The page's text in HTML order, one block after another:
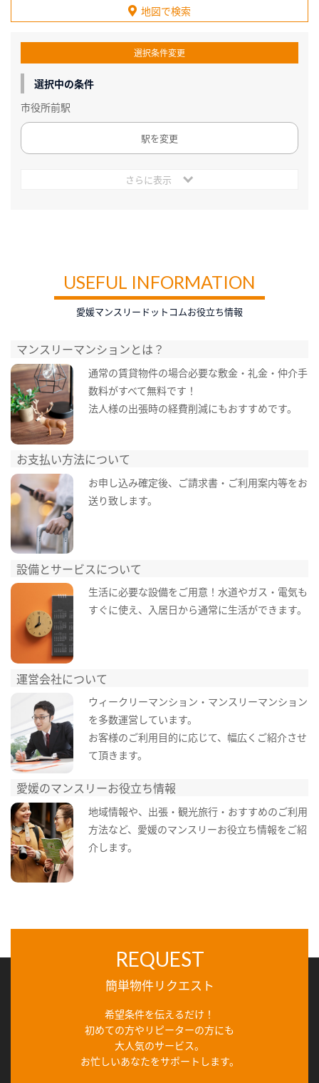
地図で検索
選択条件変更
選択中の条件
市役所前駅
駅を変更
さらに表示
USEFUL INFORMATION
愛媛マンスリードットコムお役立ち情報
マンスリーマンションとは？
通常の賃貸物件の場合必要な敷金・礼金・仲介手
数料がすべて無料です！
法人様の出張時の経費削減にもおすすめです。
お支払い方法について
お申し込み確定後、ご請求書・ご利用案内等をお
送り致します。
設備とサービスについて
生活に必要な設備をご用意！水道やガス・電気も
すぐに使え、入居日から通常に生活ができます。
運営会社について
ウィークリーマンション・マンスリーマンション
を多数運営しています。
お客様のご利用目的に応じて、幅広くご紹介させ
て頂きます。
愛媛のマンスリーお役立ち情報
地域情報や、出張・観光旅行・おすすめのご利用
方法など、愛媛のマンスリーお役立ち情報をご紹
介します。
REQUEST
簡単物件リクエスト
希望条件を伝えるだけ！
初めての方やリピーターの方にも
大人気のサービス。
お忙しいあなたをサポートします。